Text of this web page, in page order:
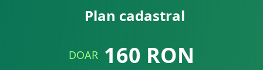
Plan cadastral
DOAR 160 RON